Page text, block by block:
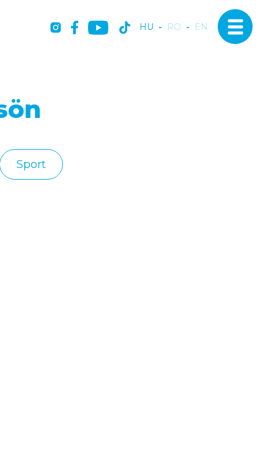
HU - RO - EN
Sport